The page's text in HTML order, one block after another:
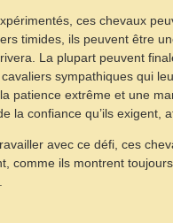
ces chevaux
timides, ils peuvent être
La plupart peuvent
sympathiques qui
patience extrême et une
la confiance qu’ils exigent,
avec ce défi, ces
comme ils montrent